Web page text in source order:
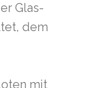
Glas-
dem
mit